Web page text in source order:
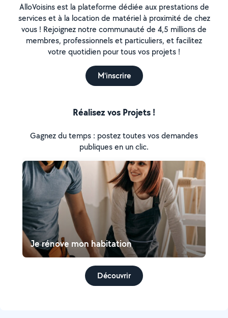
AlloVoisins est la plateforme dédiée aux prestations de
services et à la location de matériel à proximité de chez
vous ! Rejoignez notre communauté de 4,5 millions de
membres, professionnels et particuliers, et facilitez
votre quotidien pour tous vos projets !
M'inscrire
Réalisez vos Projets !
Gagnez du temps : postez toutes vos demandes
publiques en un clic.
Je rénove mon habitation
Découvrir